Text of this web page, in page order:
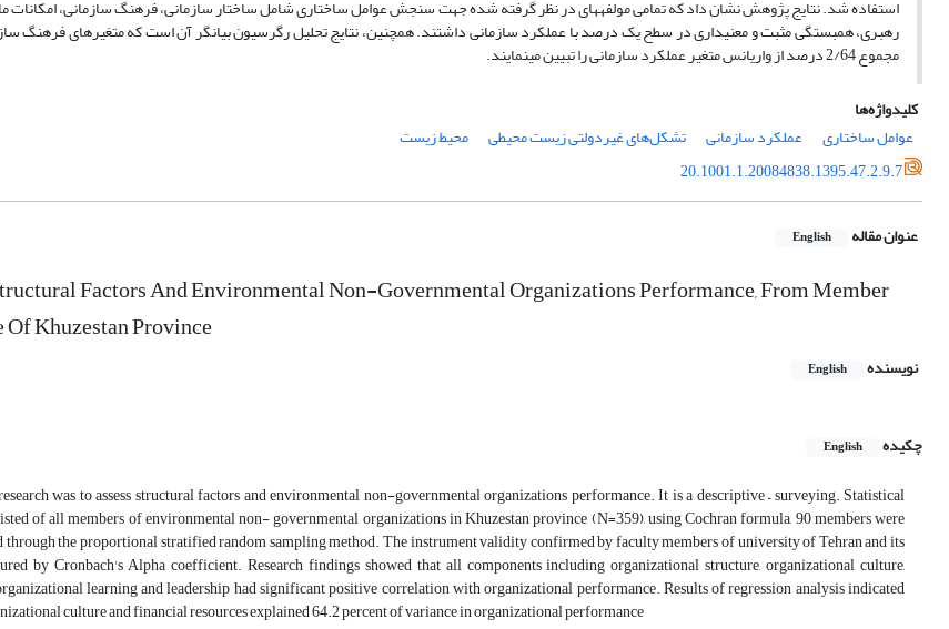
استفاده شد. نتایج پژوهش نشان داد که تمامی مولفه­های در نظر گرفته شده جهت سنجش عوامل ساختاری شامل ساختار سازمانی، فرهنگ سازمانی، امکانات
رهبری، همبستگی مثبت و معنی­داری در سطح یک درصد با عملکرد سازمانی داشتند. همچنین، نتایج تحلیل رگرسیون بیانگر آن است که متغیرهای فرهنگ
مجموع 2/64 درصد از واریانس متغیر عملکرد سازمانی را تبیین می­نمایند.
کلیدواژه‌ها
عوامل ساختاری
عملکرد سازمانی تشکل‌های غیردولتی زیست محیطی
محیط زیست
20.1001.1.20084838.1395.47.2.9.7
عنوان مقاله English
Factors And Environmental Non-Governmental Organizations Performance, From Member
Khuzestan Province
نویسنده English
چکیده English
was to assess structural factors and environmental non-governmental organizations performance. It is a descriptive – surveying. Statistical
of all members of environmental non- governmental organizations in Khuzestan province (N=359), using Cochran formula, 90 members were
through the proportional stratified random sampling method. The instrument validity confirmed by faculty members of university of Tehran and its
by Cronbach's Alpha coefficient. Research findings showed that all components including organizational structure, organizational culture,
learning and leadership had significant positive correlation with organizational performance. Results of regression analysis indicated
culture and financial resources explained 64.2 percent of variance in organizational performance